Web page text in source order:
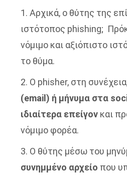
1. Αρχικά, ο θύτης της
ιστότοπος phishing;
νόμιμο και αξιόπιστο
το θύμα.
2. Ο phisher, στη
(email) ή μήνυμα στα
ιδιαίτερα επείγον και
νόμιμο φορέα.
3. Ο θύτης μέσω του
συνημμένο αρχείο που